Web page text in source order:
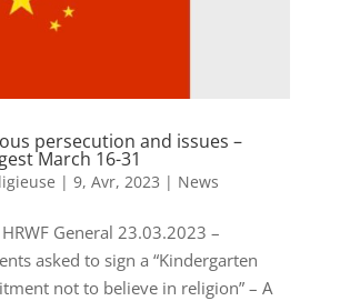
persecution and issues –
March 16-31
| 9, Avr, 2023 | News
General 23.03.2023 –
asked to sign a “Kindergarten
not to believe in religion” – A